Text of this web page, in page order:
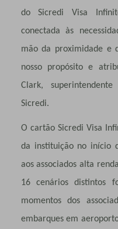
do Sicredi Visa
conectada às
mão da proximidade e
nosso propósito e
Clark,
Sicredi.
O cartão Sicredi Visa
da instituição no início
aos associados alta
16 cenários distintos
momentos dos
embarques em